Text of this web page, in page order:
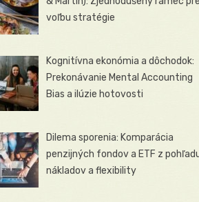
voľbu stratégie
Kognitívna ekonómia a dôchodok:
Prekonávanie Mental Accounting
Bias a ilúzie hotovosti
Dilema sporenia: Komparácia
penzijných fondov a ETF z
nákladov a flexibility